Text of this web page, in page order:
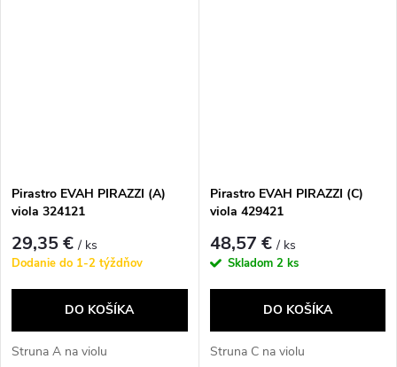
Pirastro EVAH PIRAZZI (A)
viola 324121
29,35 €/ ks
Dodanie do 1-2 týždňov
DO KOŠÍKA
Struna A na violu
Pirastro EVAH PIRAZZI (C)
viola 429421
48,57 €/ ks
Skladom 2 ks
DO KOŠÍKA
Struna C na violu